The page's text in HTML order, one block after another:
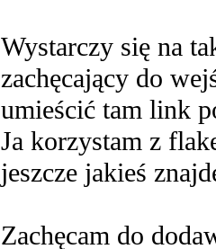
Wystarczy się na
zachęcający do
umieścić tam link
Ja korzystam z
jeszcze jakieś
Zachęcam do